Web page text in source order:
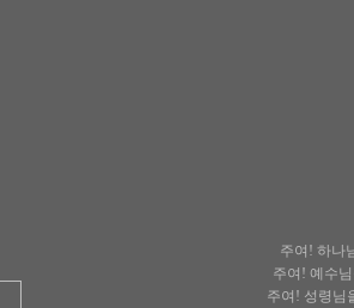
주여! 하나
주여! 예수
주여! 성령님